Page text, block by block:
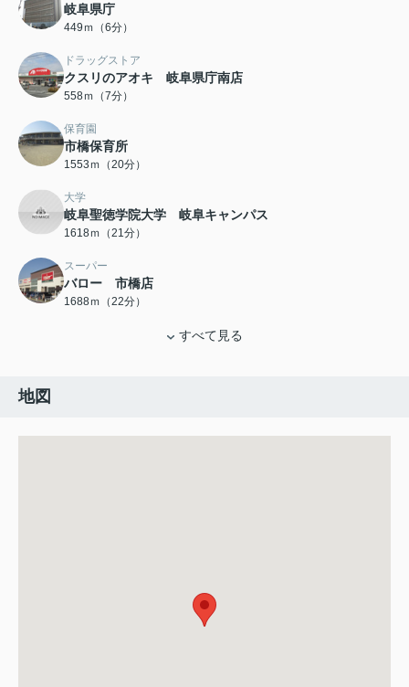
岐阜県庁
449ｍ（6分）
ドラッグストア
クスリのアオキ 岐阜県庁南店
558ｍ（7分）
保育園
市橋保育所
1553ｍ（20分）
大学
岐阜聖徳学院大学 岐阜キャンパス
1618ｍ（21分）
スーパー
バロー 市橋店
1688ｍ（22分）
すべて見る
地図